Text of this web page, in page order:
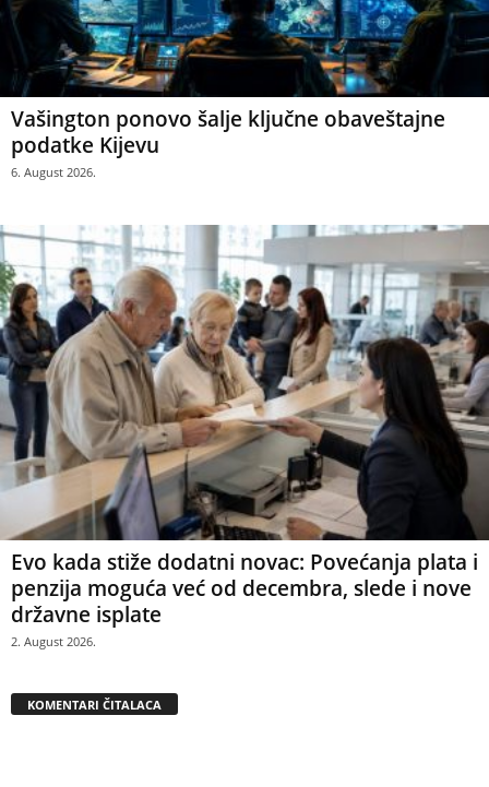
Vašington ponovo šalje ključne obaveštajne
podatke Kijevu
6. August 2026.
Evo kada stiže dodatni novac: Povećanja plata i
penzija moguća već od decembra, slede i nove
državne isplate
2. August 2026.
KOMENTARI ČITALACA